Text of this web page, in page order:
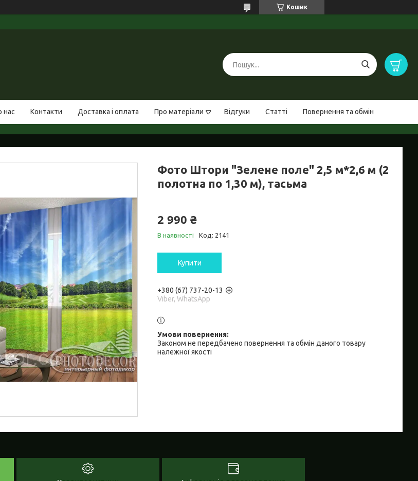
Кошик
нас Контакти Доставка і оплата Про матеріали Відгуки Статті Повернення та обмін
Фото Штори "Зелене поле" 2,5 м*2,6 м (2
полотна по 1,30 м), тасьма
2 990 ₴
В наявності Код: 2141
Купити
+380 (67) 737-20-13
Viber, WhatsApp
Законом не передбачено повернення та обмін даного товару
належної якості